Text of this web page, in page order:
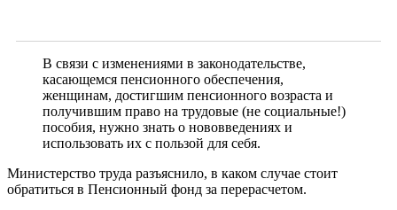
В связи с изменениями в законодательстве,
касающемся пенсионного обеспечения,
женщинам, достигшим пенсионного возраста и
получившим право на трудовые (не социальные!)
пособия, нужно знать о нововведениях и
использовать их с пользой для себя.
Министерство труда разъяснило, в каком случае стоит
обратиться в Пенсионный фонд за перерасчетом.